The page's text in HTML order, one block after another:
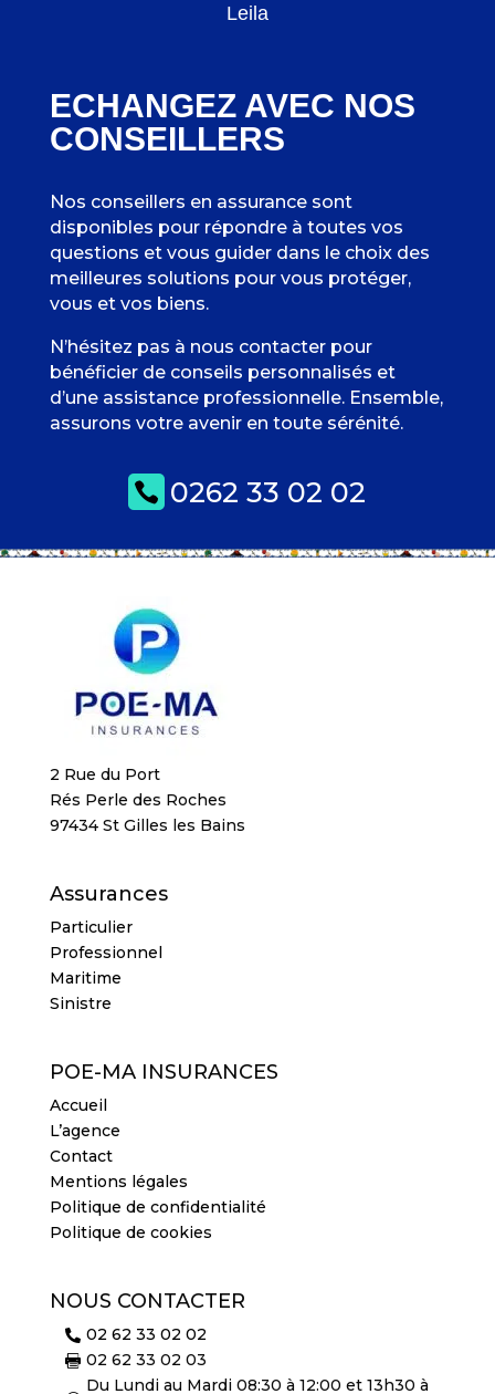
Leila
ECHANGEZ AVEC NOS
CONSEILLERS
Nos conseillers en assurance sont
disponibles pour répondre à toutes vos
questions et vous guider dans le choix des
meilleures solutions pour vous protéger,
vous et vos biens.
N’hésitez pas à nous contacter pour
bénéficier de conseils personnalisés et
d’une assistance professionnelle. Ensemble,
assurons votre avenir en toute sérénité.
 0262 33 02 02
2 Rue du Port
Rés Perle des Roches
97434 St Gilles les Bains
Assurances
Particulier
Professionnel
Maritime
Sinistre
POE-MA INSURANCES
Accueil
L’agence
Contact
Mentions légales
Politique de confidentialité
Politique de cookies
NOUS CONTACTER
 02 62 33 02 02
 02 62 33 02 03
Du Lundi au Mardi 08:30 à 12:00 et 13h30 à